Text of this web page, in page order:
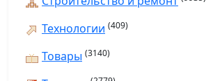
Технологии (409)
Товары (3140)